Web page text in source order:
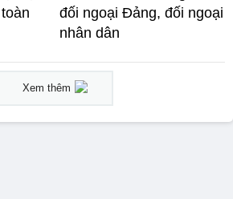
đối ngoại Đảng, đối ngoại
nhân dân
Xem thêm